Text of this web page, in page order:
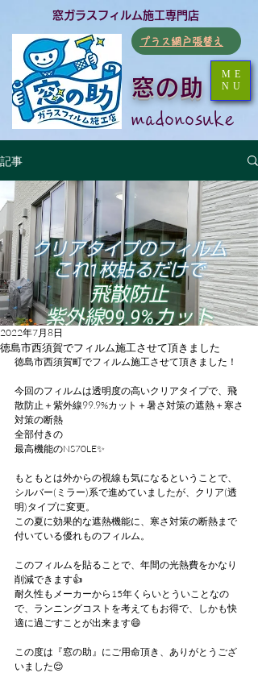
窓の助
​窓ガラスフィルム施工専門店
​madonosuke
​プラス網戸張替え
ME
NU
記事
徳島市西須賀でフィルム施工させて頂きました
2022年7月8日
徳島市西須賀町でフィルム施工させて頂きました！
今回のフィルムは透明度の高いクリアタイプで、飛
散防止＋紫外線99.9%カット＋暑さ対策の遮熱＋寒さ
対策の断熱
全部付きの
最高機能のNS70LE✨
もともとは外からの視線も気になるということで、
シルバー(ミラー)系で進めていましたが、クリア(透
明)タイプに変更。
この夏に効果的な遮熱機能に、寒さ対策の断熱まで
付いている優れものフィルム。
このフィルムを貼ることで、年間の光熱費をかなり
削減できます👍
耐久性もメーカーから15年くらいとういことなの
で、ランニングコストを考えてもお得で、しかも快
適に過ごすことが出来ます😄
この度は『窓の助』にご用命頂き、ありがとうござ
いました😌